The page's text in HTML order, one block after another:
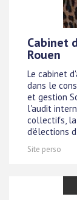
Cabinet
Rouen
Le cabinet
dans le
et gestion
l'audit
collectifs, la
d'élections
Site perso